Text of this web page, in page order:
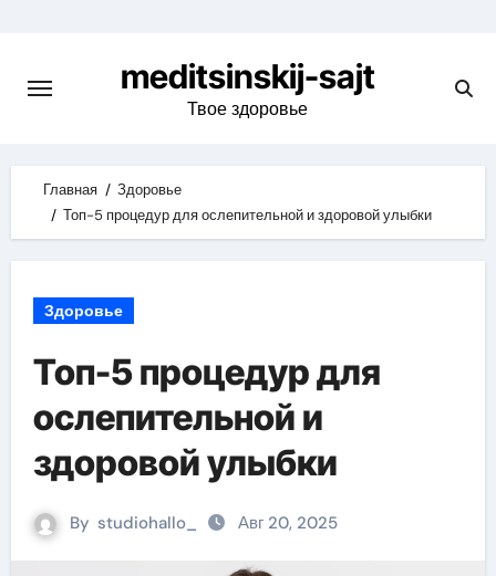
content
meditsinskij-sajt
Твое здоровье
Главная
Здоровье
Топ-5 процедур для ослепительной и здоровой улыбки
Здоровье
Топ-5 процедур для
ослепительной и
здоровой улыбки
By studiohallo_ Авг 20, 2025